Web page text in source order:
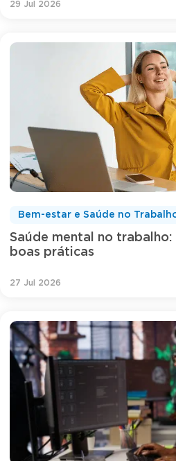
29 Jul 2026
Saúde mental no
boas práticas
Bem-estar e Saúde no
27 Jul 2026